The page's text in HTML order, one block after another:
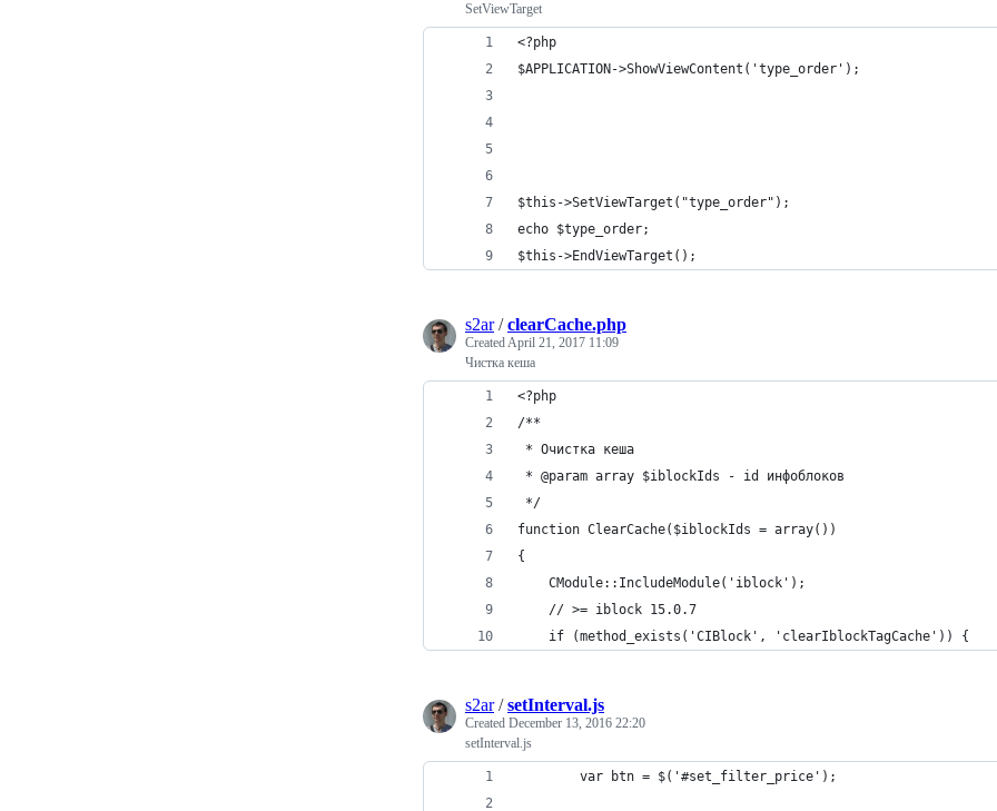
SetViewTarget
<?php
$APPLICATION->ShowViewContent('type_order');
$this->SetViewTarget("type_order");
echo $type_order;
$this->EndViewTarget();
s2ar/clearCache.php
CreatedApril 21, 2017 11:09
Чистка кеша
<?php
/**
* Очистка кеша
* @param array $iblockIds - id инфоблоков
*/
function ClearCache($iblockIds = array())
{
    CModule::IncludeModule('iblock');
    // >= iblock 15.0.7
    if (method_exists('CIBlock', 'clearIblockTagCache')) {
s2ar/setInterval.js
Created December 13, 2016 22:20
setInterval.js